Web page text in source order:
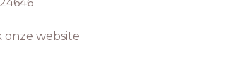
onze website